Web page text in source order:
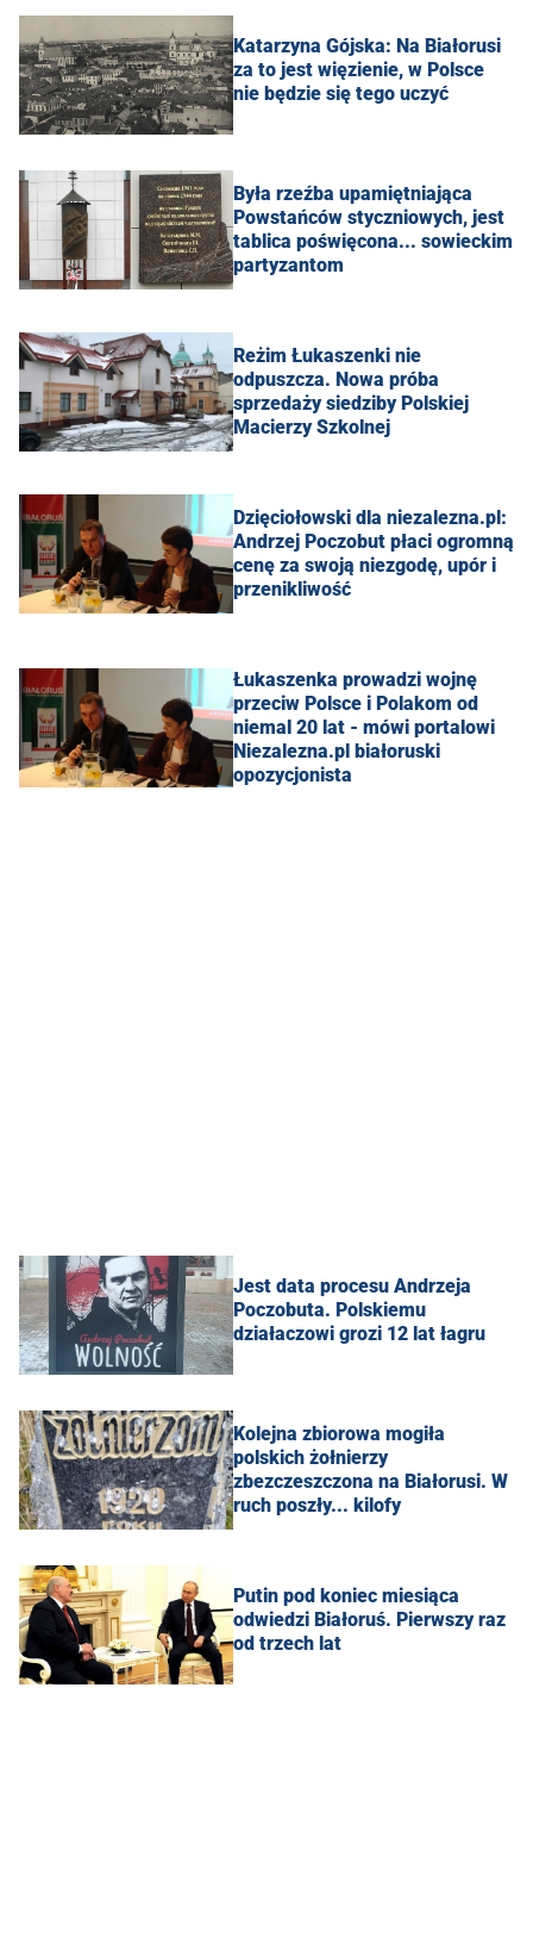
Katarzyna Gójska: Na Białorusi
za to jest więzienie, w Polsce
nie będzie się tego uczyć
Była rzeźba upamiętniająca
Powstańców styczniowych, jest
tablica poświęcona... sowieckim
partyzantom
Reżim Łukaszenki nie
odpuszcza. Nowa próba
sprzedaży siedziby Polskiej
Macierzy Szkolnej
Dzięciołowski dla niezalezna.pl:
Andrzej Poczobut płaci ogromną
cenę za swoją niezgodę, upór i
przenikliwość
Łukaszenka prowadzi wojnę
przeciw Polsce i Polakom od
niemal 20 lat - mówi portalowi
Niezalezna.pl białoruski
opozycjonista
Jest data procesu Andrzeja
Poczobuta. Polskiemu
działaczowi grozi 12 lat łagru
Kolejna zbiorowa mogiła
polskich żołnierzy
zbezczeszczona na Białorusi. W
ruch poszły... kilofy
Putin pod koniec miesiąca
odwiedzi Białoruś. Pierwszy raz
od trzech lat